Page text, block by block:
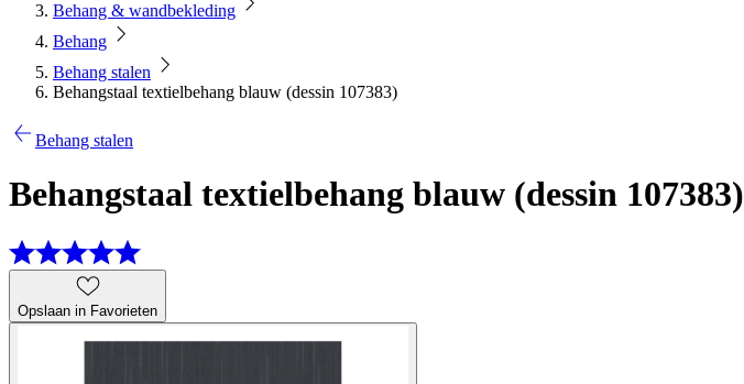
Behang & wandbekleding
Behang
Behang stalen
Behangstaal textielbehang blauw (dessin 107383)
Behang stalen
Behangstaal textielbehang blauw (dessin 107383)
Opslaan in Favorieten